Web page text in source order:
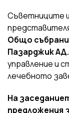
Съветниците
Общо
Пазарджик АД.
управление и
лечебното
На
предложения